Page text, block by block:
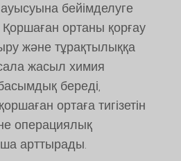
бейімделуге
Қоршаған ортаны қорғау
және тұрақтылыққа
жасыл химия
береді,
ортаға тигізетін
операциялық
арттырады.